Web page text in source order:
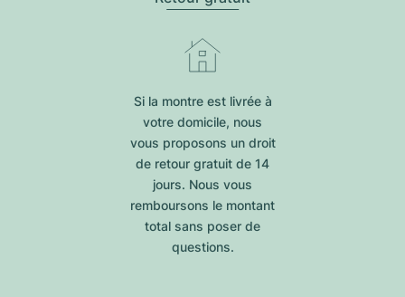
Si la montre est livrée à
votre domicile, nous
vous proposons un droit
de retour gratuit de 14
jours. Nous vous
remboursons le montant
total sans poser de
questions.